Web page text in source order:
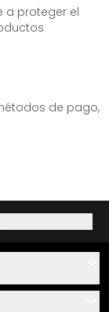
a proteger el
de pago,